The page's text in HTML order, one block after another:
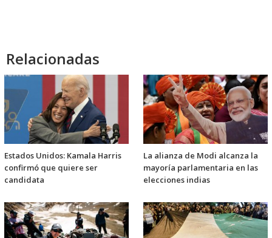
Relacionadas
Estados Unidos: Kamala Harris
confirmó que quiere ser
candidata
La alianza de Modi alcanza la
mayoría parlamentaria en las
elecciones indias